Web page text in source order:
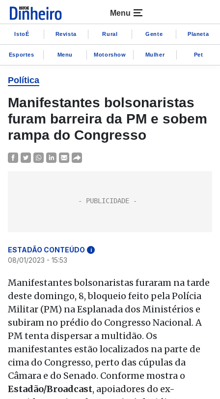
Menu
IstoÉ Revista Rural Gente Planeta
Esportes Menu Motorshow Mulher Pet
Política
Manifestantes bolsonaristas
furam barreira da PM e sobem
rampa do Congresso
ESTADÃO CONTEÚDO i
08/01/2023 - 15:53
Manifestantes bolsonaristas furaram na tarde
deste domingo, 8, bloqueio feito pela Polícia
Militar (PM) na Esplanada dos Ministérios e
subiram no prédio do Congresso Nacional. A
PM tenta dispersar a multidão. Os
manifestantes estão localizados na parte de
cima do Congresso, perto das cúpulas da
Câmara e do Senado. Conforme mostra o
Estadão/Broadcast, apoiadores do ex-